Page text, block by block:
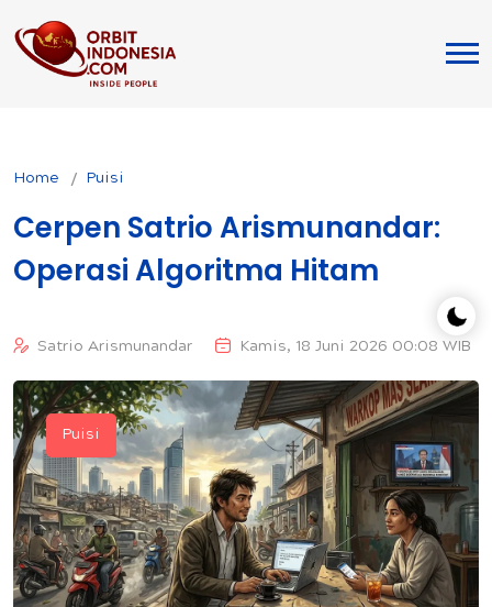
Home Puisi
Cerpen Satrio Arismunandar:
Operasi Algoritma Hitam
Satrio Arismunandar Kamis, 18 Juni 2026 00:08 WIB
Puisi